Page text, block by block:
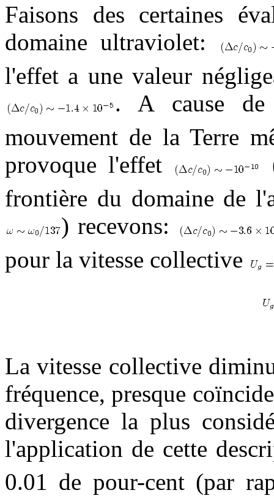
Faisons des certaines
domaine ultraviolet:
l'effet a une valeur
. A cause de
mouvement de la Terre
provoque l'effet
frontière du domaine de
) recevons:
pour la vitesse collective
La vitesse collective
fréquence, presque
divergence la plus
l'application de cette
0.01 de pour-cent (par